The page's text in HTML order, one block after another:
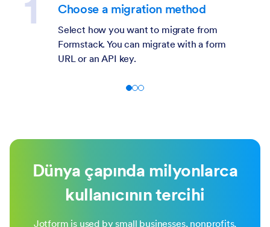
Choose a migration method
Select how you want to migrate from
Formstack. You can migrate with a form
URL or an API key.
Dünya çapında milyonlarca
kullanıcının tercihi
Jotform is used by small businesses, nonprofits,